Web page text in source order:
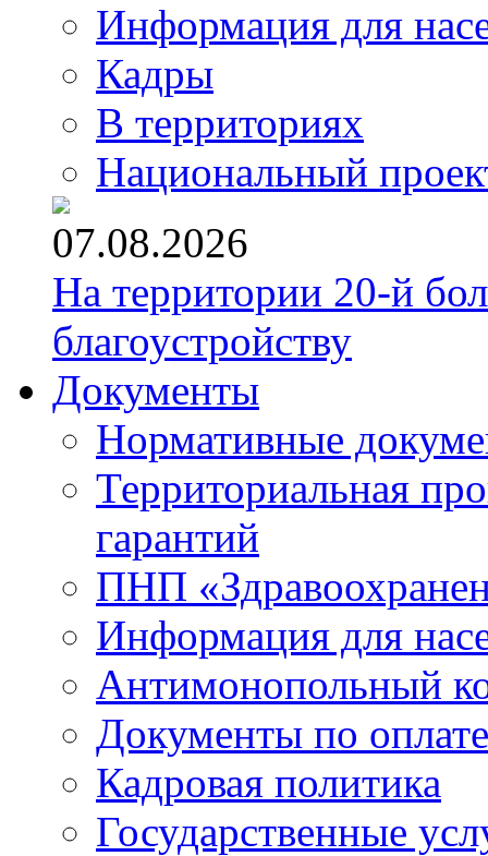
Информация для
Кадры
В территориях
Национальный
07.08.2026
На территории 20-й
благоустройству
Документы
Нормативные
Территориальная
гарантий
ПНП
Информация для
Антимонопольный
Документы по
Кадровая политика
Государственные